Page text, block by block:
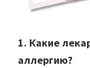
1. Какие
аллергию?